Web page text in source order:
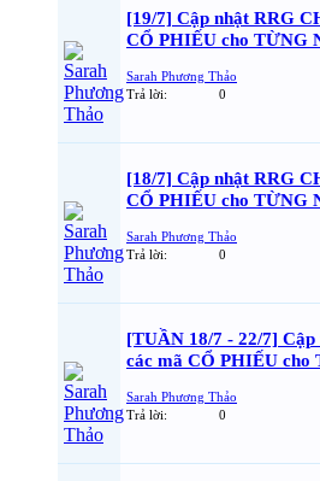
[19/7] Cập nhật RRG
CỔ PHIẾU cho TỪNG
Sarah Phương Thảo
Trả lời:
0
[18/7] Cập nhật RRG
CỔ PHIẾU cho TỪNG
Sarah Phương Thảo
Trả lời:
0
[TUẦN 18/7 - 22/7]
các mã CỔ PHIẾU cho
Sarah Phương Thảo
Trả lời:
0